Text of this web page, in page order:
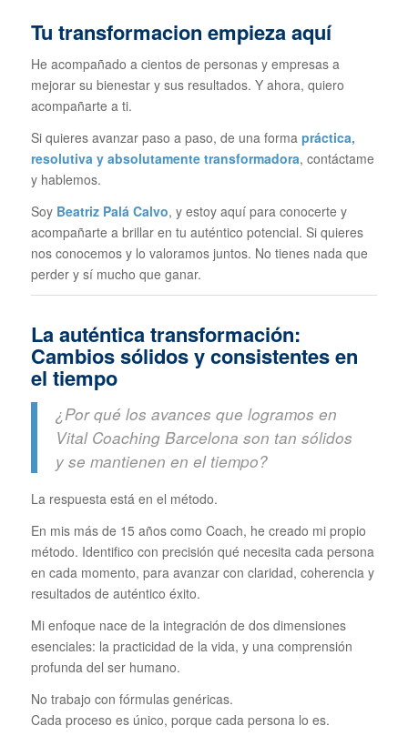
Tu transformacion empieza aquí
He acompañado a cientos de personas y empresas a
mejorar su bienestar y sus resultados. Y ahora, quiero
acompañarte a ti.
Si quieres avanzar paso a paso, de una forma práctica,
resolutiva y absolutamente transformadora, contáctame
y hablemos.
Soy Beatriz Palá Calvo, y estoy aquí para conocerte y
acompañarte a brillar en tu auténtico potencial. Si quieres
nos conocemos y lo valoramos juntos. No tienes nada que
perder y sí mucho que ganar.
La auténtica transformación:
Cambios sólidos y consistentes en
el tiempo
¿Por qué los avances que logramos en
Vital Coaching Barcelona son tan sólidos
y se mantienen en el tiempo?
La respuesta está en el método.
En mis más de 15 años como Coach, he creado mi propio
método. Identifico con precisión qué necesita cada persona
en cada momento, para avanzar con claridad, coherencia y
resultados de auténtico éxito.
Mi enfoque nace de la integración de dos dimensiones
esenciales: la practicidad de la vida, y una comprensión
profunda del ser humano.
No trabajo con fórmulas genéricas.
Cada proceso es único, porque cada persona lo es.